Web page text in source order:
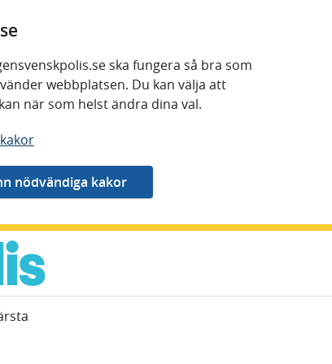
ska fungera så bra som
webbplatsen. Du kan välja att
när som helst ändra dina val.